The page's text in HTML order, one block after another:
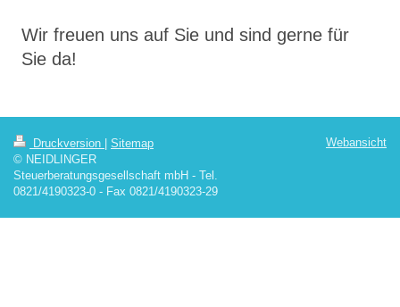
Wir freuen uns auf Sie und sind gerne für
Sie da!
Druckversion
Sitemap
© NEIDLINGER
Steuerberatungsgesellschaft mbH - Tel.
0821/4190323-0 - Fax 0821/4190323-29
Webansicht